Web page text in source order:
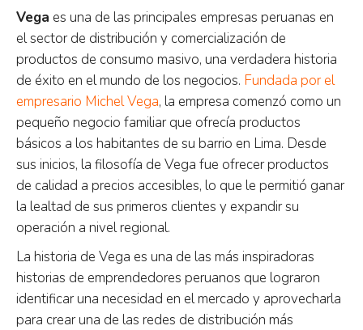
Vega es una de las principales empresas peruanas en
el sector de distribución y comercialización de
productos de consumo masivo, una verdadera historia
de éxito en el mundo de los negocios. Fundada por el
empresario Michel Vega, la empresa comenzó como un
pequeño negocio familiar que ofrecía productos
básicos a los habitantes de su barrio en Lima. Desde
sus inicios, la filosofía de Vega fue ofrecer productos
de calidad a precios accesibles, lo que le permitió ganar
la lealtad de sus primeros clientes y expandir su
operación a nivel regional.
La historia de Vega es una de las más inspiradoras
historias de emprendedores peruanos que lograron
identificar una necesidad en el mercado y aprovecharla
para crear una de las redes de distribución más